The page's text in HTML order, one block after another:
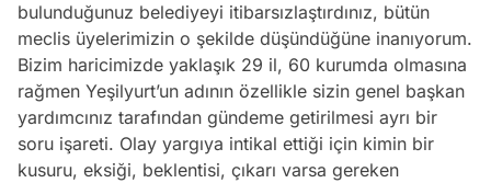
bulunduğunuz belediyeyi itibarsızlaştırdınız, bütün
meclis üyelerimizin o şekilde düşündüğüne inanıyorum.
Bizim haricimizde yaklaşık 29 il, 60 kurumda olmasına
rağmen Yeşilyurt’un adının özellikle sizin genel başkan
yardımcınız tarafından gündeme getirilmesi ayrı bir
soru işareti. Olay yargıya intikal ettiği için kimin bir
kusuru, eksiği, beklentisi, çıkarı varsa gereken